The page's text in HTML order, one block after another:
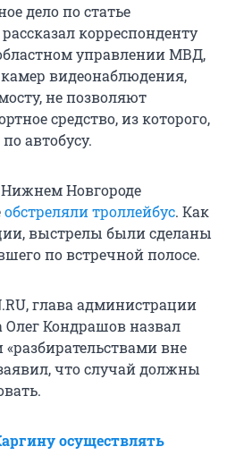
дело по статье
корреспонденту
управлении МВД,
камер видеонаблюдения,
не позволяют
средство, из которого,
автобусу.
Новгороде
обстреляли троллейбус. Как
выстрелы были сделаны
по встречной полосе.
глава администрации
Кондрашов назвал
вне
что случай должны
осуществлять